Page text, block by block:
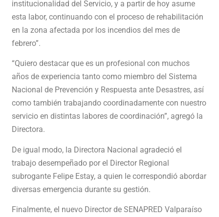
institucionalidad del Servicio, y a partir de hoy asume
esta labor, continuando con el proceso de rehabilitación
en la zona afectada por los incendios del mes de
febrero”.
“Quiero destacar que es un profesional con muchos
años de experiencia tanto como miembro del Sistema
Nacional de Prevención y Respuesta ante Desastres, así
como también trabajando coordinadamente con nuestro
servicio en distintas labores de coordinación”, agregó la
Directora.
De igual modo, la Directora Nacional agradeció el
trabajo desempeñado por el Director Regional
subrogante Felipe Estay, a quien le correspondió abordar
diversas emergencia durante su gestión.
Finalmente, el nuevo Director de SENAPRED Valparaíso